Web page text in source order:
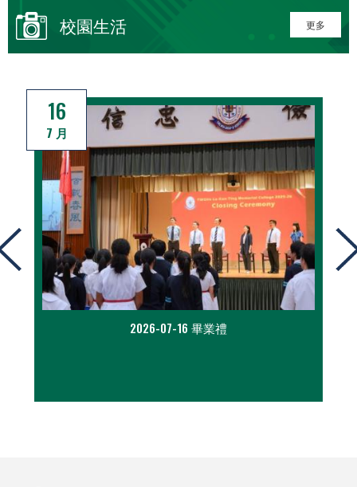
更多
校園生活
16
7 月
2026-07-16 畢業禮